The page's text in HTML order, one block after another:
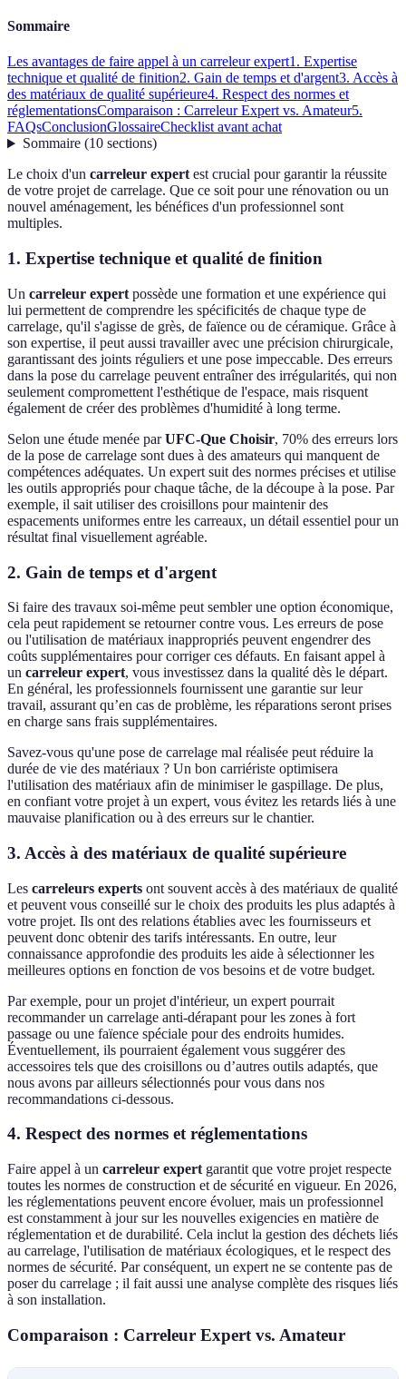
Sommaire
Les avantages de faire appel à un carreleur expert1. Expertise
technique et qualité de finition2. Gain de temps et d'argent3. Accès à
des matériaux de qualité supérieure4. Respect des normes et
réglementationsComparaison : Carreleur Expert vs. Amateur5.
FAQsConclusionGlossaireChecklist avant achat
Sommaire(10 sections)
Le choix d'un carreleur expertest crucial pour garantir la réussite
de votre projet de carrelage. Que ce soit pour une rénovation ou un
nouvel aménagement, les bénéfices d'un professionnel sont
multiples.
1. Expertise technique et qualité de finition
Un carreleur expert possède une formation et une expérience qui
lui permettent de comprendre les spécificités de chaque type de
carrelage, qu'il s'agisse de grès, de faïence ou de céramique. Grâce à
son expertise, il peut aussi travailler avec une précision chirurgicale,
garantissant des joints réguliers et une pose impeccable. Des erreurs
dans la pose du carrelage peuvent entraîner des irrégularités, qui non
seulement compromettent l'esthétique de l'espace, mais risquent
également de créer des problèmes d'humidité à long terme.
Selon une étude menée parUFC-Que Choisir, 70% des erreurs lors
de la pose de carrelage sont dues à des amateurs qui manquent de
compétences adéquates. Un expert suit des normes précises et utilise
les outils appropriés pour chaque tâche, de la découpe à la pose. Par
exemple, il sait utiliser des croisillons pour maintenir des
espacements uniformes entre les carreaux, un détail essentiel pour un
résultat final visuellement agréable.
2. Gain de temps et d'argent
Si faire des travaux soi-même peut sembler une option économique,
cela peut rapidement se retourner contre vous. Les erreurs de pose
ou l'utilisation de matériaux inappropriés peuvent engendrer des
coûts supplémentaires pour corriger ces défauts. En faisant appel à
un carreleur expert, vous investissez dans la qualité dès le départ.
En général, les professionnels fournissent une garantie sur leur
travail, assurant qu’en cas de problème, les réparations seront prises
en charge sans frais supplémentaires.
Savez-vous qu'une pose de carrelage mal réalisée peut réduire la
durée de vie des matériaux ? Un bon carriériste optimisera
l'utilisation des matériaux afin de minimiser le gaspillage. De plus,
en confiant votre projet à un expert, vous évitez les retards liés à une
mauvaise planification ou à des erreurs sur le chantier.
3. Accès à des matériaux de qualité supérieure
Les carreleurs experts ont souvent accès à des matériaux de qualité
et peuvent vous conseillé sur le choix des produits les plus adaptés à
votre projet. Ils ont des relations établies avec les fournisseurs et
peuvent donc obtenir des tarifs intéressants. En outre, leur
connaissance approfondie des produits les aide à sélectionner les
meilleures options en fonction de vos besoins et de votre budget.
Par exemple, pour un projet d'intérieur, un expert pourrait
recommander un carrelage anti-dérapant pour les zones à fort
passage ou une faïence spéciale pour des endroits humides.
Éventuellement, ils pourraient également vous suggérer des
accessoires tels que des croisillons ou d’autres outils adaptés, que
nous avons par ailleurs sélectionnés pour vous dans nos
recommandations ci-dessous.
4. Respect des normes et réglementations
Faire appel à un carreleur expert garantit que votre projet respecte
toutes les normes de construction et de sécurité en vigueur. En 2026,
les réglementations peuvent encore évoluer, mais un professionnel
est constamment à jour sur les nouvelles exigencies en matière de
réglementation et de durabilité. Cela inclut la gestion des déchets liés
au carrelage, l'utilisation de matériaux écologiques, et le respect des
normes de sécurité. Par conséquent, un expert ne se contente pas de
poser du carrelage ; il fait aussi une analyse complète des risques liés
à son installation.
Comparaison : Carreleur Expert vs. Amateur